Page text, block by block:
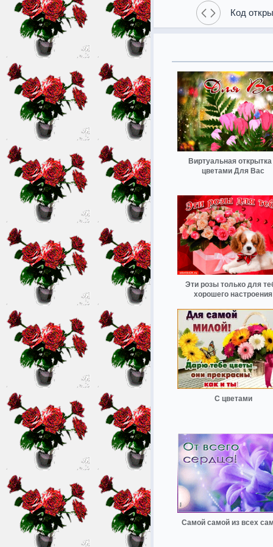
Код
Виртуальная открытка
цветами Для Вас
Эти розы только для
хорошего настроения
С цветами
Самой самой из всех